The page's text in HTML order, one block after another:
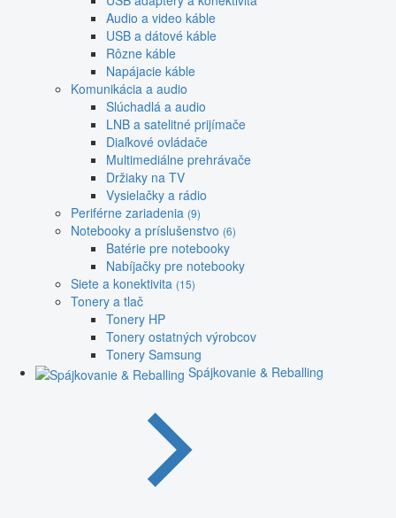
Audio a video káble
USB a dátové káble
Rôzne káble
Napájacie káble
Komunikácia a audio
Slúchadlá a audio
LNB a satelitné prijímače
Diaľkové ovládače
Multimediálne prehrávače
Držiaky na TV
Vysielačky a rádio
Periférne zariadenia (9)
Notebooky a príslušenstvo (6)
Batérie pre notebooky
Nabíjačky pre notebooky
Siete a konektivita (15)
Tonery a tlač
Tonery HP
Tonery ostatných výrobcov
Tonery Samsung
Spájkovanie & Reballing